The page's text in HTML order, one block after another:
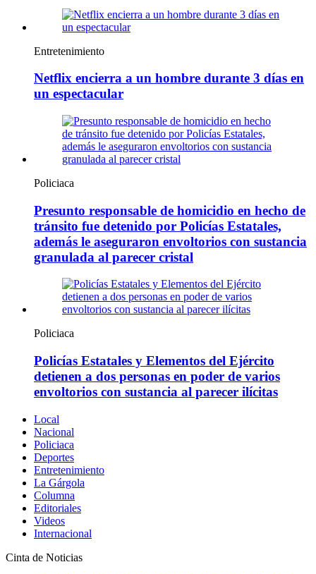
Entretenimiento
Netflix encierra a un hombre durante 3 días en
un espectacular
Policiaca
Presunto responsable de homicidio en hecho de
tránsito fue detenido por Policías Estatales,
además le aseguraron envoltorios con sustancia
granulada al parecer cristal
Policiaca
Policías Estatales y Elementos del Ejército
detienen a dos personas en poder de varios
envoltorios con sustancia al parecer ilícitas
Local
Nacional
Policiaca
Deportes
Entretenimiento
La Gárgola
Columna
Editoriales
Videos
Internacional
Cinta de Noticias